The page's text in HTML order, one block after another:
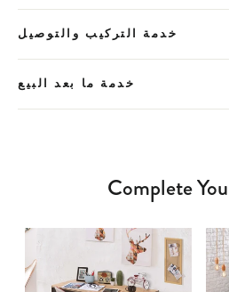
خدمة التركيب والتوصيل
خدمة ما بعد البيع
Complete